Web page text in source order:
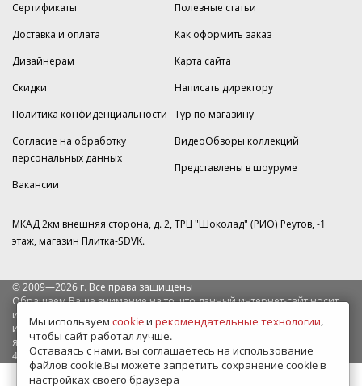
Сертификаты
Доставка и оплата
Дизайнерам
Скидки
Политика конфиденциальности
Согласие на обработку
персональных данных
Вакансии
Полезные статьи
Как оформить заказ
Карта сайта
Написать директору
Тур по магазину
ВидеоОбзоры коллекций
Представлены в шоуруме
МКАД 2км внешняя сторона, д. 2, ТРЦ "Шоколад" (РИО) Реутов, -1
этаж, магазин Плитка-SDVK.
© 2009—2026 г. Все права защищены
Обращаем Ваше внимание на то, что данный интернет-сайт носит
исключительно информационный характер и ни при каких условиях
информационные материалы и цены, размещенные на сайте, не
являются публичной офертой, определяемой положениями Статьи
437 Гражданского кодекса РФ.
Мы используем cookieи рекомендательные технологии,
чтобы сайт работал лучше.
Оставаясь с нами, вы соглашаетесь на использование
файлов cookie.Вы можете запретить сохранение cookie в
настройках своего браузера